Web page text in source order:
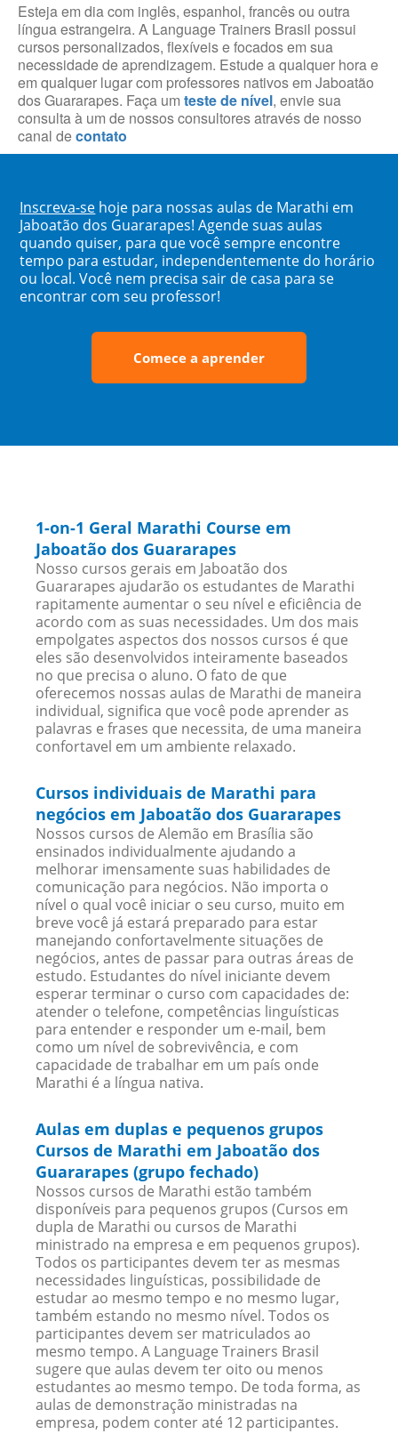
Esteja em dia com inglês, espanhol, francês ou outra
língua estrangeira. A Language Trainers Brasil possui
cursos personalizados, flexíveis e focados em sua
necessidade de aprendizagem. Estude a qualquer hora e
em qualquer lugar com professores nativos em Jaboatão
dos Guararapes. Faça um teste de nível, envie sua
consulta à um de nossos consultores através de nosso
canal decontato
Inscreva-se hoje para nossas aulas de Marathi em
Jaboatão dos Guararapes! Agende suas aulas
quando quiser, para que você sempre encontre
tempo para estudar, independentemente do horário
ou local. Você nem precisa sair de casa para se
encontrar com seu professor!
Comece a aprender
1-on-1 Geral Marathi Course em
Jaboatão dos Guararapes
Nosso cursos gerais em Jaboatão dos
Guararapes ajudarão os estudantes de Marathi
rapitamente aumentar o seu nível e eficiência de
acordo com as suas necessidades. Um dos mais
empolgates aspectos dos nossos cursos é que
eles são desenvolvidos inteiramente baseados
no que precisa o aluno. O fato de que
oferecemos nossas aulas de Marathi de maneira
individual, significa que você pode aprender as
palavras e frases que necessita, de uma maneira
confortavel em um ambiente relaxado.
Cursos individuais de Marathi para
negócios em Jaboatão dos Guararapes
Nossos cursos de Alemão em Brasília são
ensinados individualmente ajudando a
melhorar imensamente suas habilidades de
comunicação para negócios. Não importa o
nível o qual você iniciar o seu curso, muito em
breve você já estará preparado para estar
manejando confortavelmente situações de
negócios, antes de passar para outras áreas de
estudo. Estudantes do nível iniciante devem
esperar terminar o curso com capacidades de:
atender o telefone, competências linguísticas
para entender e responder um e-mail, bem
como um nível de sobrevivência, e com
capacidade de trabalhar em um país onde
Marathi é a língua nativa.
Aulas em duplas e pequenos grupos
Cursos de Marathi em Jaboatão dos
Guararapes (grupo fechado)
Nossos cursos de Marathi estão também
disponíveis para pequenos grupos (Cursos em
dupla de Marathi ou cursos de Marathi
ministrado na empresa e em pequenos grupos).
Todos os participantes devem ter as mesmas
necessidades linguísticas, possibilidade de
estudar ao mesmo tempo e no mesmo lugar,
também estando no mesmo nível. Todos os
participantes devem ser matriculados ao
mesmo tempo. A Language Trainers Brasil
sugere que aulas devem ter oito ou menos
estudantes ao mesmo tempo. De toda forma, as
aulas de demonstração ministradas na
empresa, podem conter até 12 participantes.